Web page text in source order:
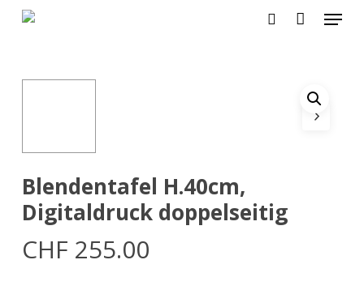
Zum
Hauptinhalt
Menü
Blendentafel H.40cm,
Digitaldruck doppelseitig
CHF 255.00